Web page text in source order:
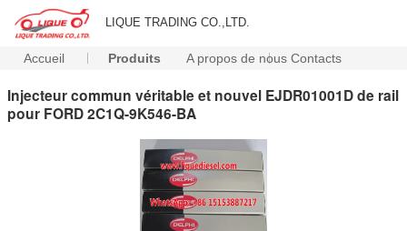
LIQUE TRADING CO.,LTD.
Accueil Produits A propos de nous Contacts
Injecteur commun véritable et nouvel EJDR01001D de rail
pour FORD 2C1Q-9K546-BA